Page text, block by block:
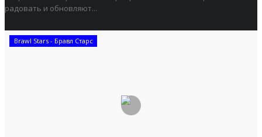
радовать и обновляют...
Brawl Stars - Бравл Старс